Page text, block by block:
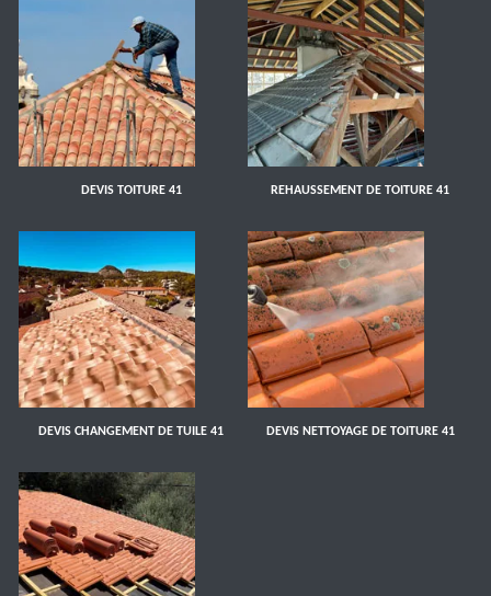
DEVIS TOITURE 41 REHAUSSEMENT DE TOITURE 41
DEVIS CHANGEMENT DE TUILE 41 DEVIS NETTOYAGE DE TOITURE 41